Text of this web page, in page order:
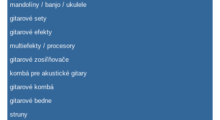
mandolíny / banjo / ukulele
gitarové sety
gitarové efekty
multiefekty / procesory
gitarové zosiľňovače
kombá pre akustické gitary
gitarové kombá
gitarové bedne
struny